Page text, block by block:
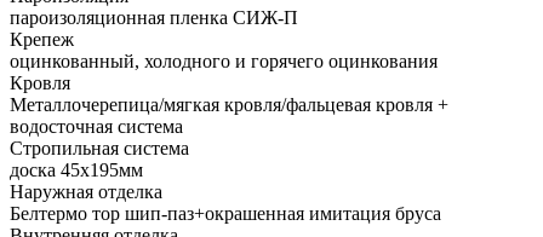
пароизоляционная пленка СИЖ-П
Крепеж
оцинкованный, холодного и горячего оцинкования
Кровля
Металлочерепица/мягкая кровля/фальцевая кровля +
водосточная система
Стропильная система
доска 45х195мм
Наружная отделка
Белтермо тор шип-паз+окрашенная имитация бруса